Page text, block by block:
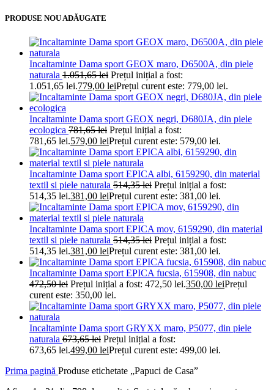
PRODUSE NOU ADĂUGATE
Incaltaminte Dama sport GEOX maro, D6500A, din piele
naturala 1.051,65lei Prețul inițial a fost:
1.051,65 lei.779,00 leiPrețul curent este: 779,00 lei.
Incaltaminte Dama sport GEOX negri, D680JA, din piele
ecologica 781,65lei Prețul inițial a fost:
781,65 lei.579,00 leiPrețul curent este: 579,00 lei.
Incaltaminte Dama sport EPICA albi, 6159290, din material
textil si piele naturala 514,35lei Prețul inițial a fost:
514,35 lei.381,00 leiPrețul curent este: 381,00 lei.
Incaltaminte Dama sport EPICA mov, 6159290, din material
textil si piele naturala 514,35lei Prețul inițial a fost:
514,35 lei.381,00 leiPrețul curent este: 381,00 lei.
Incaltaminte Dama sport EPICA fucsia, 615908, din nabuc
472,50lei Prețul inițial a fost: 472,50 lei.350,00 leiPrețul
curent este: 350,00 lei.
Incaltaminte Dama sport GRYXX maro, P5077, din piele
naturala 673,65lei Prețul inițial a fost:
673,65 lei.499,00 leiPrețul curent este: 499,00 lei.
Prima pagină Produse etichetate „Papuci de Casa”